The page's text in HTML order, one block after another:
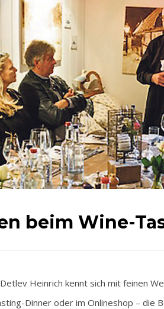
beim Wine-
Heinrich kennt sich mit feinen
Dinner oder im Onlineshop – die